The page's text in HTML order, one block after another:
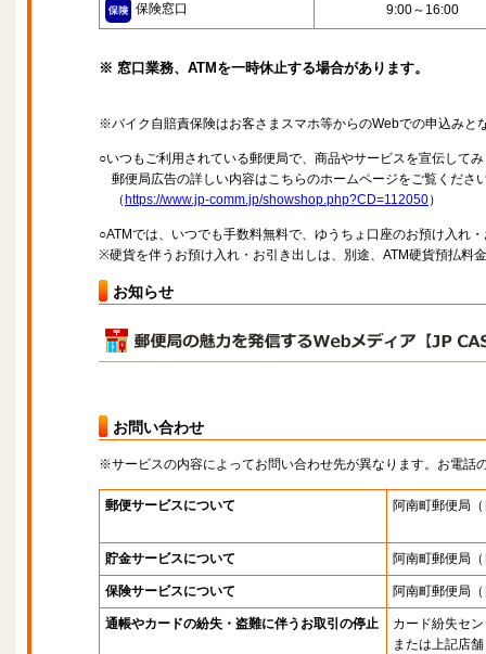
保険窓口 9:00～16:00
※ 窓口業務、ATMを一時休止する場合があります。
※バイク自賠責保険はお客さまスマホ等からのWebでの申込みと
○いつもご利用されている郵便局で、商品やサービスを宣伝して
郵便局広告の詳しい内容はこちらのホームページをご覧くださ
（ https://www.jp-comm.jp/showshop.php?CD=112050）
○ATMでは、いつでも手数料無料で、ゆうちょ口座のお預け入れ
※硬貨を伴うお預け入れ・お引き出しは、別途、ATM硬貨預払料
お知らせ
お問い合わせ
※サービスの内容によってお問い合わせ先が異なります。お電話
郵便サービスについて 阿南町郵便局
貯金サービスについて 阿南町郵便局
保険サービスについて 阿南町郵便局
通帳やカードの紛失・盗難に伴うお取引の停止
カード紛失セ
または上記店舗